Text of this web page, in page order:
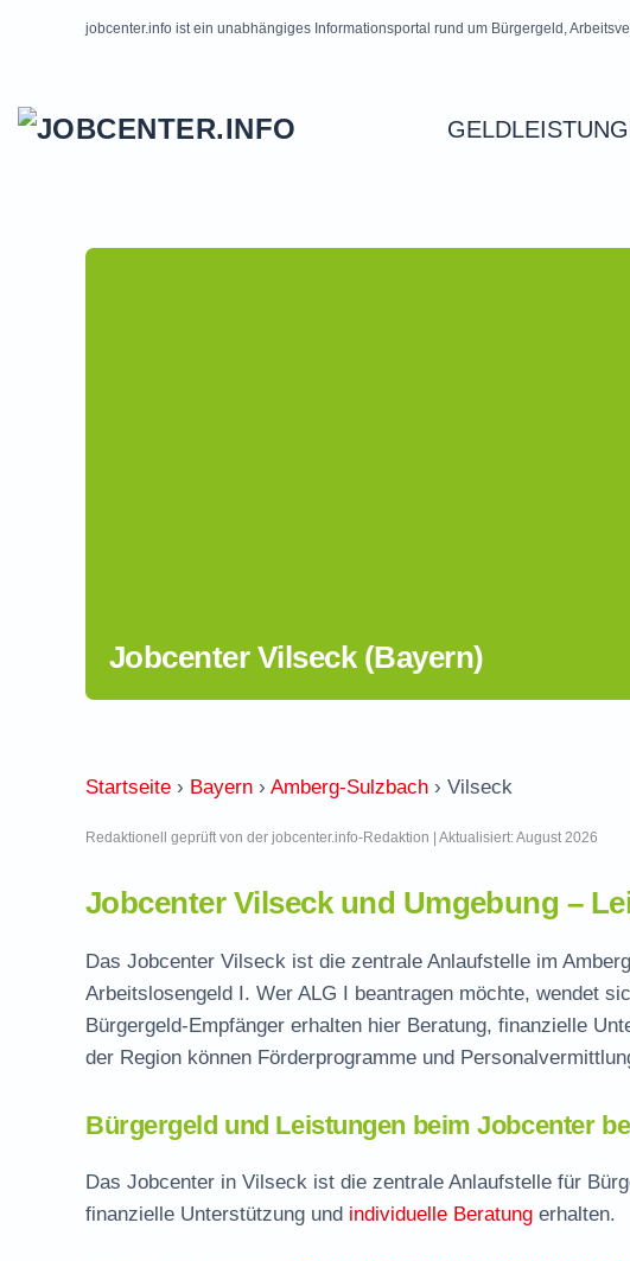
jobcenter.info ist ein unabhängiges Informationsportal rund um Bürgergeld,
Jobcenter Vilseck (Bayern)
Startseite › Bayern › Amberg-Sulzbach › Vilseck
Redaktionell geprüft von der jobcenter.info-Redaktion | Aktualisiert: August 2026
Jobcenter Vilseck und Umgebung –
Das Jobcenter Vilseck ist die zentrale Anlaufstelle im
Arbeitslosengeld I. Wer ALG I beantragen möchte, wendet
Bürgergeld-Empfänger erhalten hier Beratung, finanzielle
der Region können Förderprogramme und
Bürgergeld und Leistungen beim Jobcenter
Das Jobcenter in Vilseck ist die zentrale Anlaufstelle für
finanzielle Unterstützung und individuelle Beratung erhalten.